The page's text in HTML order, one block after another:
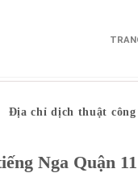
Địa chỉ dịch thuật công
Nga Quận